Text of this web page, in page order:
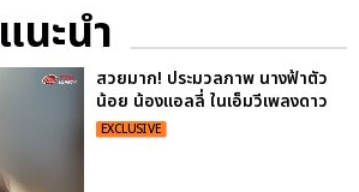
แนะนำ
สวยมาก! ประมวลภาพ นางฟ้าตัว
น้อย น้องแอลลี่ ในเอ็มวีเพลงดาว
EXCLUSIVE